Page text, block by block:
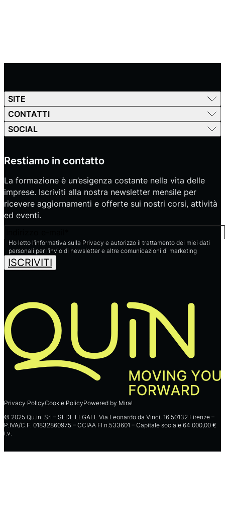
SITE
CONTATTI
SOCIAL
Restiamo in contatto
La formazione è un’esigenza costante nella vita delle
imprese. Iscriviti alla nostra newsletter mensile per
ricevere aggiornamenti e offerte sui nostri corsi, attività
ed eventi.
Ho letto l’informativa sulla Privacy e autorizzo il trattamento dei miei dati
personali per l’invio di newsletter e altre comunicazioni di marketing
ISCRIVITI
Privacy PolicyCookie PolicyPowered by Mira!
© 2025 Qu.in. Srl – SEDE LEGALE Via Leonardo da Vinci, 16 50132 Firenze –
P.IVA/C.F. 01832860975 – CCIAA FI n.533601 – Capitale sociale 64.000,00 €
i.v.